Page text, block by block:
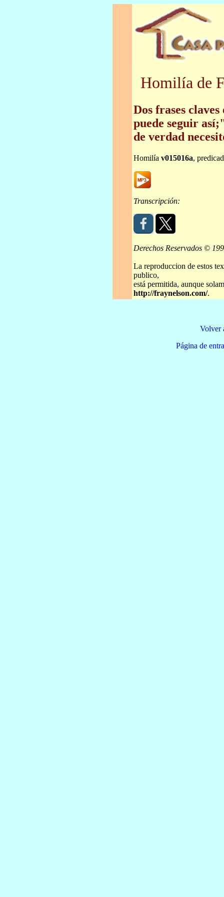
Homilía de
Dos frases
puede seguir
de verdad
Homilía v015016a,
Transcripción:
Derechos Reservados ©
La reproduccion de estos
publico,
está permitida, aunque
http://fraynelson.com/.
Volver
Página de